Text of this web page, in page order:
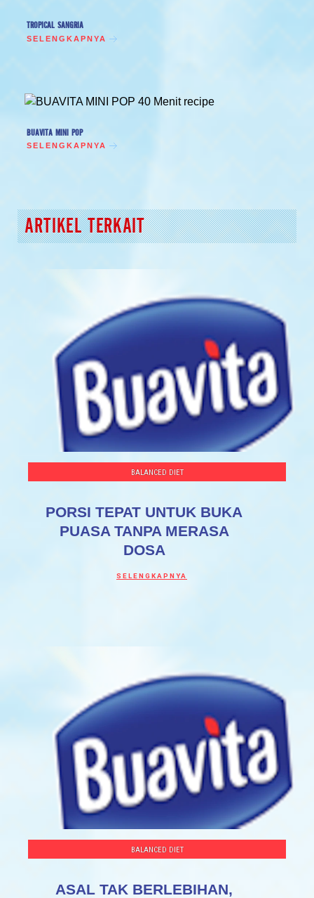
TROPICAL SANGRIA
SELENGKAPNYA
BUAVITA MINI POP
SELENGKAPNYA
ARTIKEL TERKAIT
BALANCED DIET
PORSI TEPAT UNTUK BUKA
PUASA TANPA MERASA
DOSA
SELENGKAPNYA
BALANCED DIET
ASAL TAK BERLEBIHAN,